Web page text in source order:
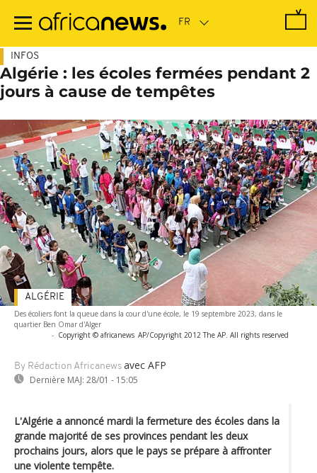
contenu
INFOS
Algérie : les écoles fermées pendant 2
jours à cause de tempêtes
Des écoliers font la queue dans la cour d'une école, le 19 septembre 2023, dans le
quartier Ben Omar d'Alger
- Copyright © africanews AP/Copyright 2012 The AP. All rights reserved
By Rédaction Africanews avec AFP
Dernière MAJ: 28/01 - 15:05
ALGÉRIE
L'Algérie a annoncé mardi la fermeture des écoles dans la
grande majorité de ses provinces pendant les deux
prochains jours, alors que le pays se prépare à affronter
une violente tempête.